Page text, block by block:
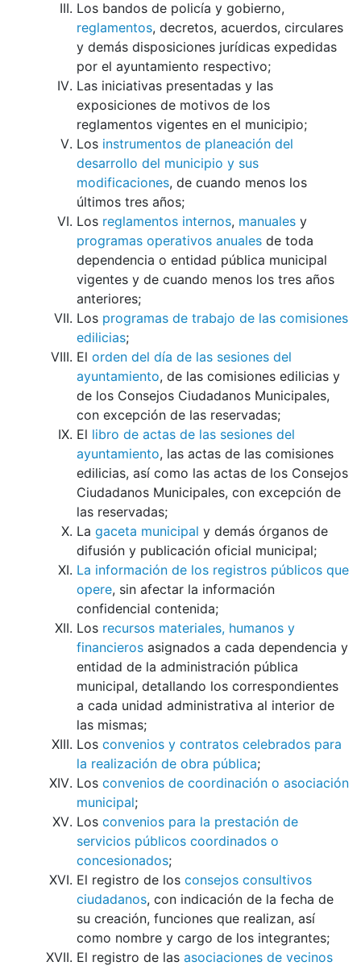
Los bandos de policía y gobierno,
reglamentos, decretos, acuerdos, circulares
y demás disposiciones jurídicas expedidas
por el ayuntamiento respectivo;
Las iniciativas presentadas y las
exposiciones de motivos de los
reglamentos vigentes en el municipio;
Los instrumentos de planeación del
desarrollo del municipio y sus
modificaciones, de cuando menos los
últimos tres años;
Los reglamentos internos, manuales y
programas operativos anuales de toda
dependencia o entidad pública municipal
vigentes y de cuando menos los tres años
anteriores;
Los programas de trabajo de las comisiones
edilicias;
El orden del día de las sesiones del
ayuntamiento, de las comisiones edilicias y
de los Consejos Ciudadanos Municipales,
con excepción de las reservadas;
El libro de actas de las sesiones del
ayuntamiento, las actas de las comisiones
edilicias, así como las actas de los Consejos
Ciudadanos Municipales, con excepción de
las reservadas;
La gaceta municipal y demás órganos de
difusión y publicación oficial municipal;
La información de los registros públicos que
opere, sin afectar la información
confidencial contenida;
Los recursos materiales, humanos y
financieros asignados a cada dependencia y
entidad de la administración pública
municipal, detallando los correspondientes
a cada unidad administrativa al interior de
las mismas;
Los convenios y contratos celebrados para
la realización de obra pública;
Los convenios de coordinación o asociación
municipal;
Los convenios para la prestación de
servicios públicos coordinados o
concesionados;
El registro de los consejos consultivos
ciudadanos, con indicación de la fecha de
su creación, funciones que realizan, así
como nombre y cargo de los integrantes;
El registro de las asociaciones de vecinos